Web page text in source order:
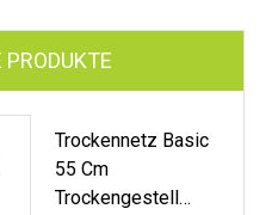
PRODUKTE
Trockennetz Basic
55 Cm
Trockengestell